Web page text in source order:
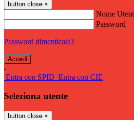
button close ×
Nome
Password
Password dimenticata?
-
Entra con SPID Entra con CIE
Seleziona utente
button close ×